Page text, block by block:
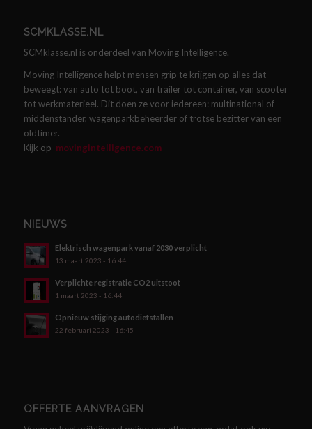
SCMKLASSE.NL
SCMklasse.nl is onderdeel van Moving Intelligence.
Moving Intelligence helpt mensen grip te krijgen op alles dat
beweegt: van auto tot boot, van trailer tot container, van scooter
tot werkmaterieel. Dit doen ze voor iedereen: multinational of
middenstander, wagenparkbeheerder of trotse bezitter van een
oldtimer.
Kijk op movingintelligence.com
NIEUWS
Elektrisch wagenpark vanaf 2030 verplicht
13 maart 2023 - 16:44
Verplichte registratie CO2 uitstoot
1 maart 2023 - 16:44
Opnieuw stijging autodiefstallen
22 februari 2023 - 16:45
OFFERTE AANVRAGEN